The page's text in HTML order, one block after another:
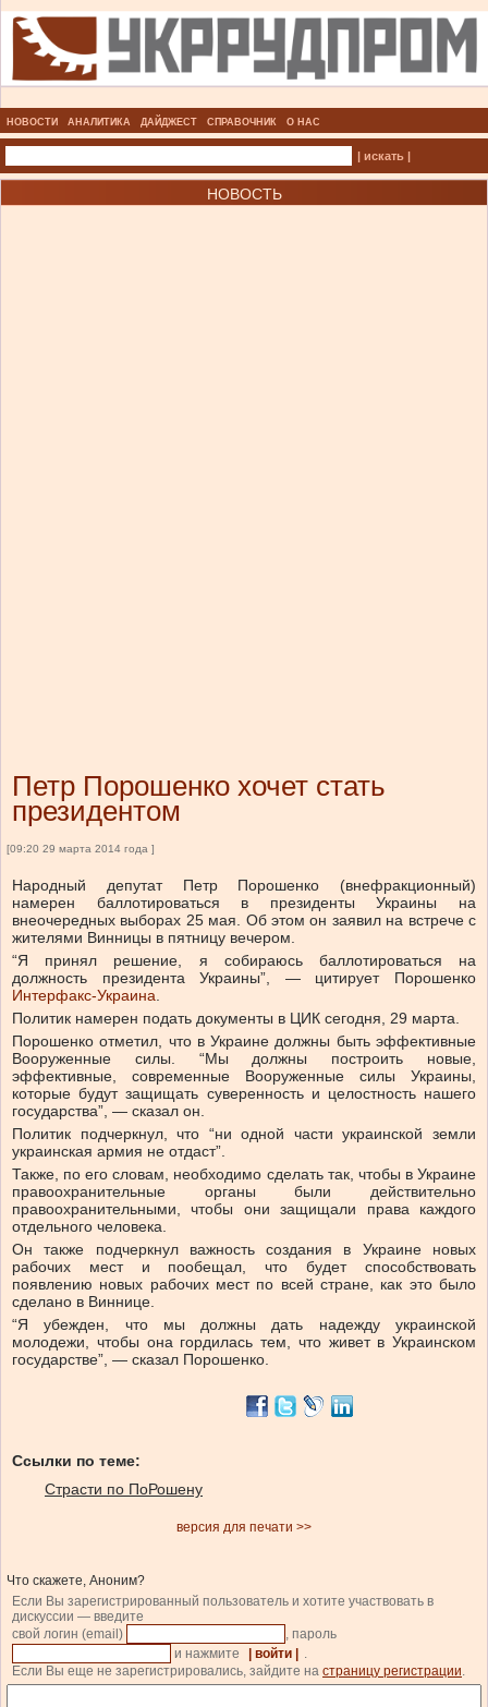
НОВОСТИ АНАЛИТИКА ДАЙДЖЕСТ СПРАВОЧНИК О НАС
| искать |
НОВОСТЬ
Петр Порошенко хочет стать
президентом
[09:20 29 марта 2014 года ]
Народный депутат Петр Порошенко (внефракционный)
намерен баллотироваться в президенты Украины на
внеочередных выборах 25 мая. Об этом он заявил на встрече с
жителями Винницы в пятницу вечером.
“Я принял решение, я собираюсь баллотироваться на
должность президента Украины”, — цитирует Порошенко
Интерфакс-Украина.
Политик намерен подать документы в ЦИК сегодня, 29 марта.
Порошенко отметил, что в Украине должны быть эффективные
Вооруженные силы. “Мы должны построить новые,
эффективные, современные Вооруженные силы Украины,
которые будут защищать суверенность и целостность нашего
государства”, — сказал он.
Политик подчеркнул, что “ни одной части украинской земли
украинская армия не отдаст”.
Также, по его словам, необходимо сделать так, чтобы в Украине
правоохранительные органы были действительно
правоохранительными, чтобы они защищали права каждого
отдельного человека.
Он также подчеркнул важность создания в Украине новых
рабочих мест и пообещал, что будет способствовать
появлению новых рабочих мест по всей стране, как это было
сделано в Виннице.
“Я убежден, что мы должны дать надежду украинской
молодежи, чтобы она гордилась тем, что живет в Украинском
государстве”, — сказал Порошенко.
Ссылки по теме:
Страсти по ПоРошену
версия для печати >>
Что скажете, Аноним?
Если Вы зарегистрированный пользователь и хотите участвовать в
дискуссии — введите
свой логин (email)
, пароль
и нажмите
| войти |
.
Если Вы еще не зарегистрировались, зайдите на страницу регистрации.